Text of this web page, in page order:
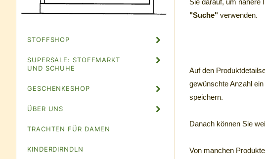
STOFFSHOP
SUPERSALE: STOFFMARKT
UND SCHUHE
GESCHENKESHOP
ÜBER UNS
TRACHTEN FÜR DAMEN
KINDERDIRNDLN
Sie darauf, um nähere
"Suche"verwenden.
Auf den
gewünschte Anzahl
speichern.
Danach können Sie
Von manchen